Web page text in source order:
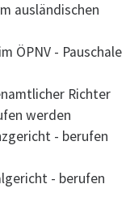
ausländischen
ÖPNV - Pauschale
Richter
werden
- berufen
- berufen